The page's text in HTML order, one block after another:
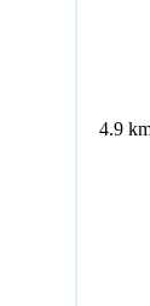
4.9